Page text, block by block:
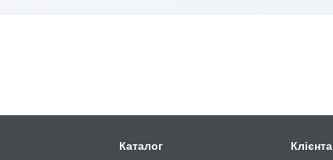
Каталог